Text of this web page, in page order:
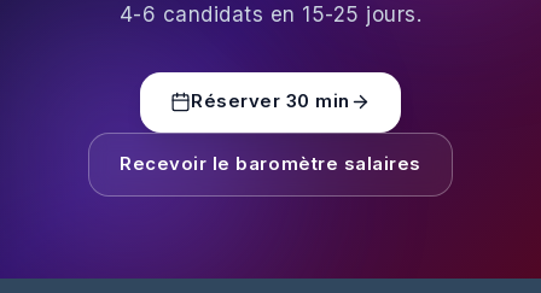
4-6 candidats en 15-25 jours.
Réserver 30 min
Recevoir le baromètre salaires